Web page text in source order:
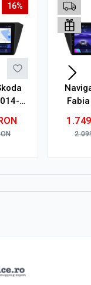
16%
8GB
ROM,